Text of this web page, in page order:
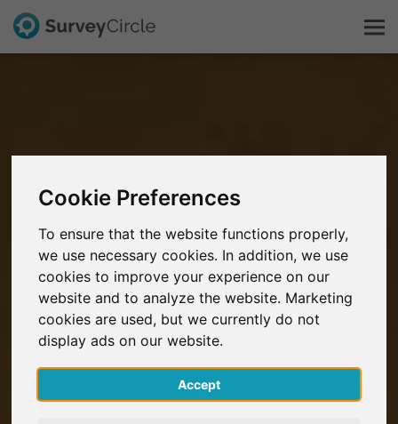
Cookie Preferences
To ensure that the website functions properly,
we use necessary cookies. In addition, we use
cookies to improve your experience on our
website and to analyze the website. Marketing
cookies are used, but we currently do not
display ads on our website.
Accept
Explorer la recherche
FAQ
S'inscrire gratuitement
S'inscrire
English